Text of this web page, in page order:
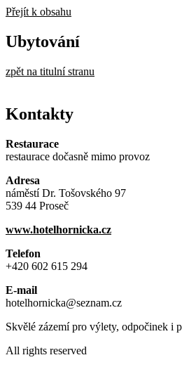
Přejít k obsahu
Ubytování
zpět na titulní stranu
Kontakty
Restaurace
restaurace dočasně mimo provoz
Adresa
náměstí Dr. Tošovského 97
539 44 Proseč
www.hotelhornicka.cz
Telefon
+420 602 615 294
E-mail
hotelhornicka@seznam.cz
Skvělé zázemí pro výlety, odpočinek i
All rights reserved